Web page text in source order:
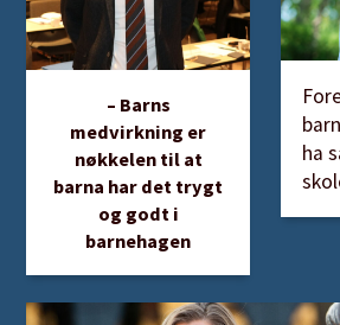
– Barns
medvirkning er
nøkkelen til at
barna har det trygt
og godt i
barnehagen
ha